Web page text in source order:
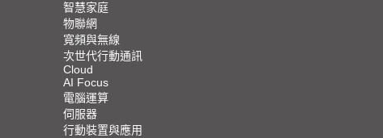
智慧家庭
物聯網
寬頻與無線
次世代行動通訊
Cloud
AI Focus
電腦運算
伺服器
行動裝置與應用